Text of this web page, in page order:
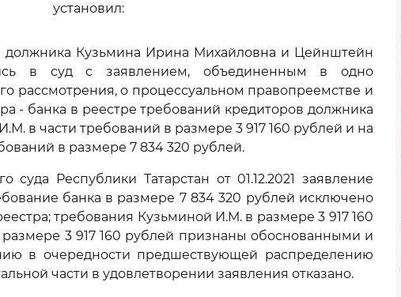
установил:
должника Кузьмина Ирина Михайловна и Цейнштейн
в суд с заявлением, объединенным в одно
рассмотрения, о процессуальном правопреемстве и
- банка в реестре требований кредиторов должника
в части требований в размере 3 917 160 рублей и на
в размере 7 834 320 рублей.
Республики Татарстан от 01.12.2021 заявление
банка в размере 7 834 320 рублей исключено
требования Кузьминой И.М. в размере 3 917 160
3 917 160 рублей признаны обоснованными и
в очередности предшествующей распределению
части в удовлетворении заявления отказано.